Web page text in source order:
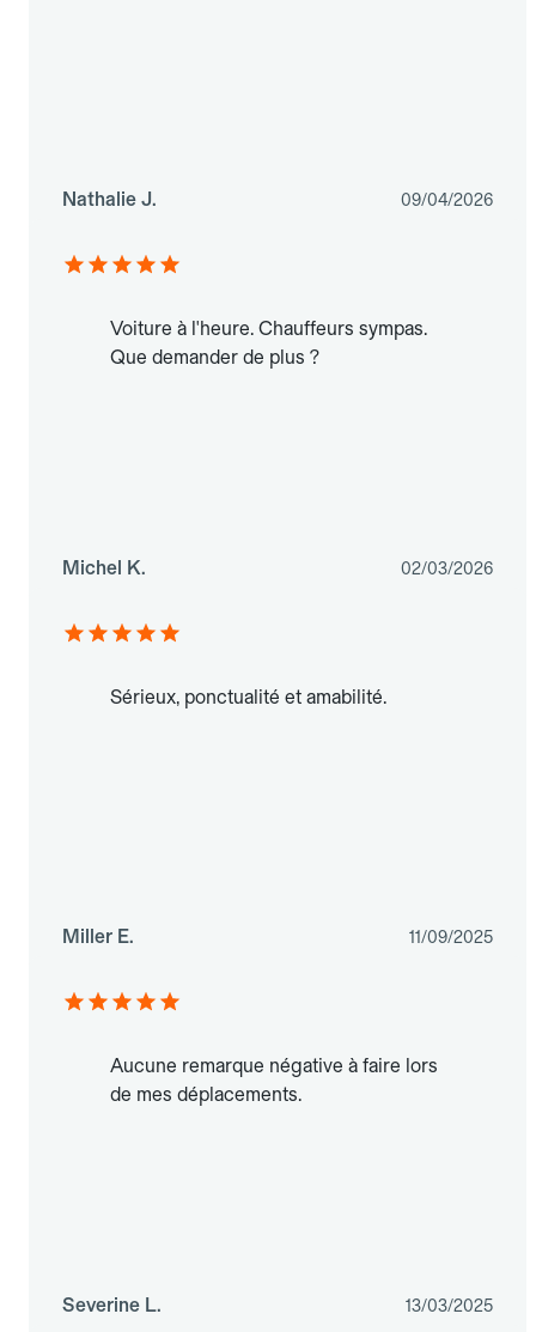
Nathalie J. 09/04/2026
Voiture à l'heure. Chauffeurs sympas.
Que demander de plus ?
Michel K. 02/03/2026
Sérieux, ponctualité et amabilité.
Miller E. 11/09/2025
Aucune remarque négative à faire lors
de mes déplacements.
Severine L. 13/03/2025